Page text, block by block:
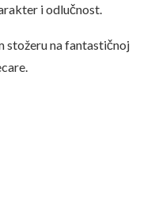
i odlučnost.
stožeru na fantastičnoj